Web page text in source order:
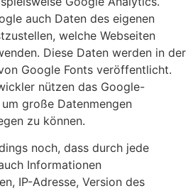
auch Daten des eigenen
welche Webseiten
Diese Daten werden in der
Google Fonts veröffentlicht.
nützen das Google-
große Datenmengen
zu können.
noch, dass durch jede
Informationen
IP-Adresse, Version des